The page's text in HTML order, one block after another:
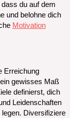
du auf dem
und belohne dich
Motivation
Erreichung
gewisses Maß
definierst, dich
Leidenschaften
Diversifiziere